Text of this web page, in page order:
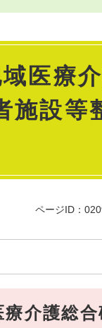
医療
施設等
ページID：
介護総